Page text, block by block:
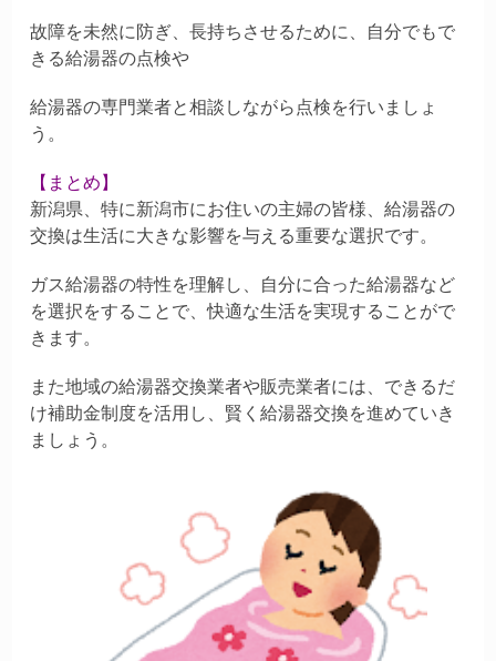
故障を未然に防ぎ、長持ちさせるために、自分でもで
きる給湯器の点検や
給湯器の専門業者と相談しながら点検を行いましょ
う。
【まとめ】
新潟県、特に新潟市にお住いの主婦の皆様、給湯器の
交換は生活に大きな影響を与える重要な選択です。
ガス給湯器の特性を理解し、自分に合った給湯器など
を選択をすることで、快適な生活を実現することがで
きます。
また地域の給湯器交換業者や販売業者には、できるだ
け補助金制度を活用し、賢く給湯器交換を進めていき
ましょう。